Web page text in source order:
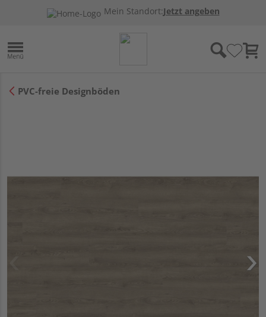
Mein Standort:Jetzt angeben
PVC-freie Designböden